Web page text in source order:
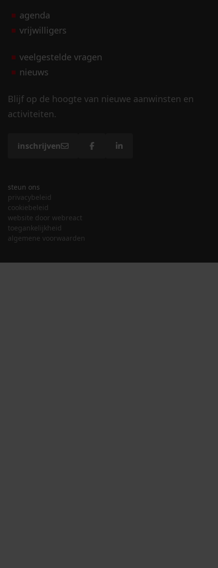
agenda
vrijwilligers
veelgestelde vragen
nieuws
Blijf op de hoogte van nieuwe aanwinsten en
activiteiten.
inschrijven
steun ons
privacybeleid
cookiebeleid
website door webreact
toegankelijkheid
algemene voorwaarden